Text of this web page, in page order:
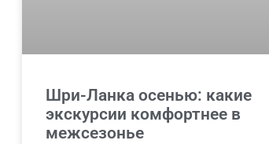
Шри-Ланка осенью: какие
экскурсии комфортнее в
межсезонье